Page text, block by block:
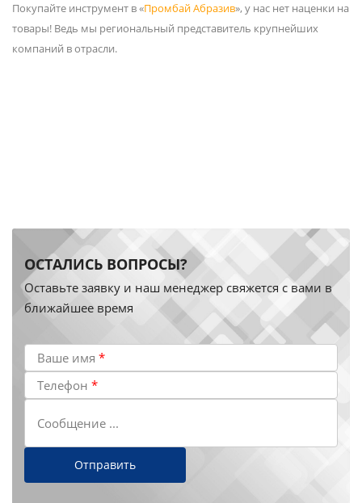
Покупайте инструмент в «Промбай Абразив», у нас нет наценки на
товары! Ведь мы региональный представитель крупнейших
компаний в отрасли.
ОСТАЛИСЬ ВОПРОСЫ?
Оставьте заявку и наш менеджер свяжется с вами в
ближайшее время
Ваше имя *
Телефон *
Сообщение ...